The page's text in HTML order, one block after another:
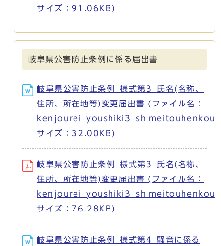
サイズ：91.06KB)
岐阜県公害防止条例に係る届出書
岐阜県公害防止条例_様式第3_氏名(名称、
住所、所在地等)変更届出書 (ファイル名：
サイズ：32.00KB)
岐阜県公害防止条例_様式第3_氏名(名称、
住所、所在地等)変更届出書 (ファイル名：
サイズ：76.28KB)
岐阜県公害防止条例_様式第4_騒音に係る